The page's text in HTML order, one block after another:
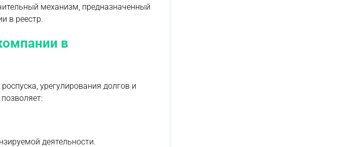
механизм, предназначенный
в реестр.
в
урегулирования долгов и
деятельности.